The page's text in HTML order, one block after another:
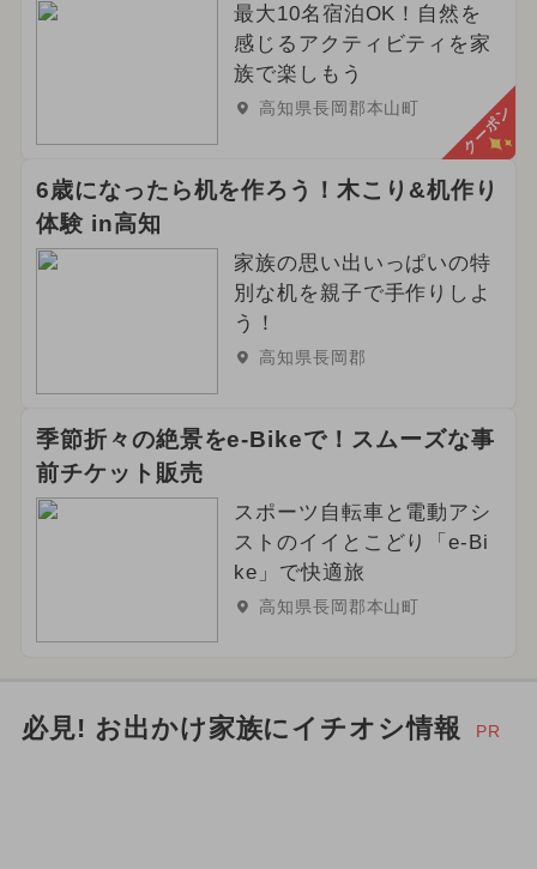
最大10名宿泊OK！自然を
感じるアクティビティを家
族で楽しもう
高知県長岡郡本山町 クーポン
6歳になったら机を作ろう！木こり&机作り
体験 in高知
家族の思い出いっぱいの特
別な机を親子で手作りしよ
う！
高知県長岡郡
季節折々の絶景をe-Bikeで！スムーズな事
前チケット販売
スポーツ自転車と電動アシ
ストのイイとこどり「e-Bi
ke」で快適旅
高知県長岡郡本山町
必見! お出かけ家族にイチオシ情報 PR